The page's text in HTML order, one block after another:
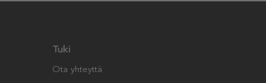
Tuki
Ota yhteyttä